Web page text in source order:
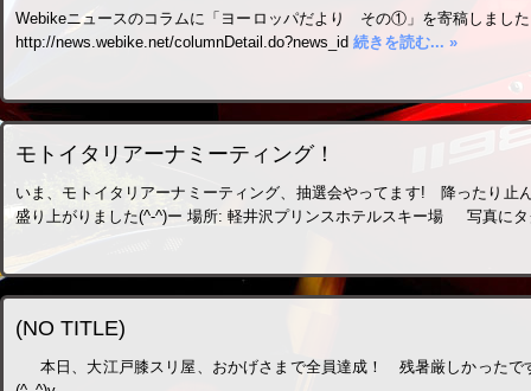
Webikeニュースのコラムに「ヨーロッパだより その①」を寄稿しまし
http://news.webike.net/columnDetail.do?news_id 続きを読む... »
モトイタリアーナミーティング！
いま、モトイタリアーナミーティング、抽選会やってます! 降ったり止
盛り上がりました(^-^)ー 場所: 軽井沢プリンスホテルスキー場 写真にタ
(NO TITLE)
本日、大江戸膝スリ屋、おかげさまで全員達成！ 残暑厳しかったで